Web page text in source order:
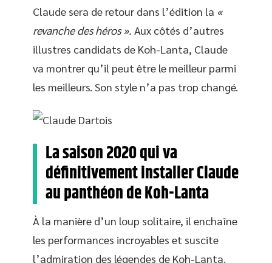
Claude sera de retour dans l’édition la «
revanche des héros ». Aux côtés d’autres
illustres candidats de Koh-Lanta, Claude
va montrer qu’il peut être le meilleur parmi
les meilleurs. Son style n’a pas trop changé.
La saison 2020 qui va
définitivement installer Claude
au panthéon de Koh-Lanta
À la manière d’un loup solitaire, il enchaîne
les performances incroyables et suscite
l’admiration des légendes de Koh-Lanta.